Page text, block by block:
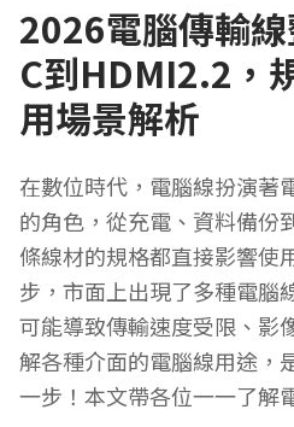
2026電腦傳輸
C到HDMI2.2，
用場景解析
在數位時代，電腦線扮演著
的角色，從充電、資料備份
條線材的規格都直接影響使
步，市面上出現了多種電腦
可能導致傳輸速度受限、影
解各種介面的電腦線用途，
一步！本文帶各位一一了解